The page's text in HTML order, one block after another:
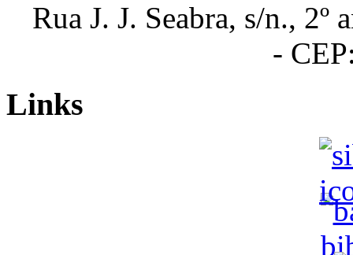
Rua J. J. Seabra, s/n., 2º
-
Links